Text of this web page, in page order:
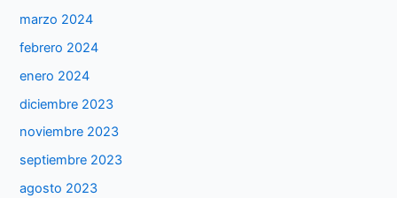
marzo 2024
febrero 2024
enero 2024
diciembre 2023
noviembre 2023
septiembre 2023
agosto 2023